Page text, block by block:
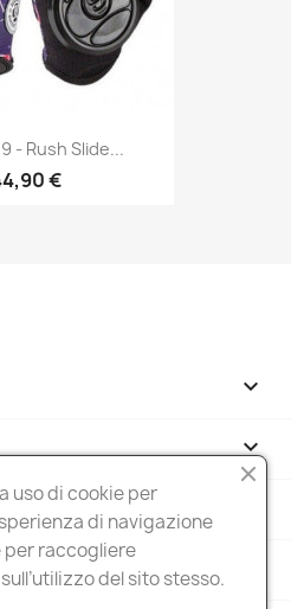
- Rush Slide...
€


uso di cookie per
di navigazione
raccogliere
del sito stesso.